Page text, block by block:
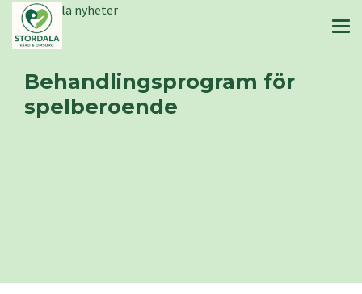
Stordala nyheter
Behandlingsprogram för
spelberoende